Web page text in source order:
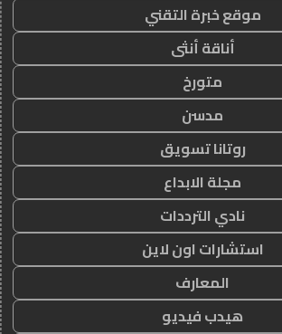
موقع خبرة التقني
أناقة أنثى
متورخ
مدسن
روتانا تسويق
مجلة الابداع
نادي الترددات
استشارات اون لاين
المعارف
هيدب فيديو